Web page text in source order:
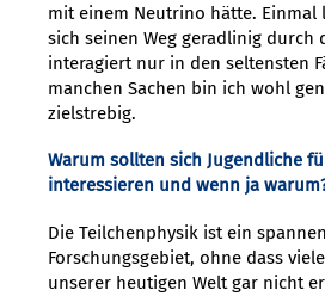
mit einem Neutrino hätte. Einmal
sich seinen Weg geradlinig durch
interagiert nur in den seltensten
manchen Sachen bin ich wohl
zielstrebig.
Warum sollten sich Jugendliche
interessieren und wenn ja
Die Teilchenphysik ist ein
Forschungsgebiet, ohne dass
unserer heutigen Welt gar nicht